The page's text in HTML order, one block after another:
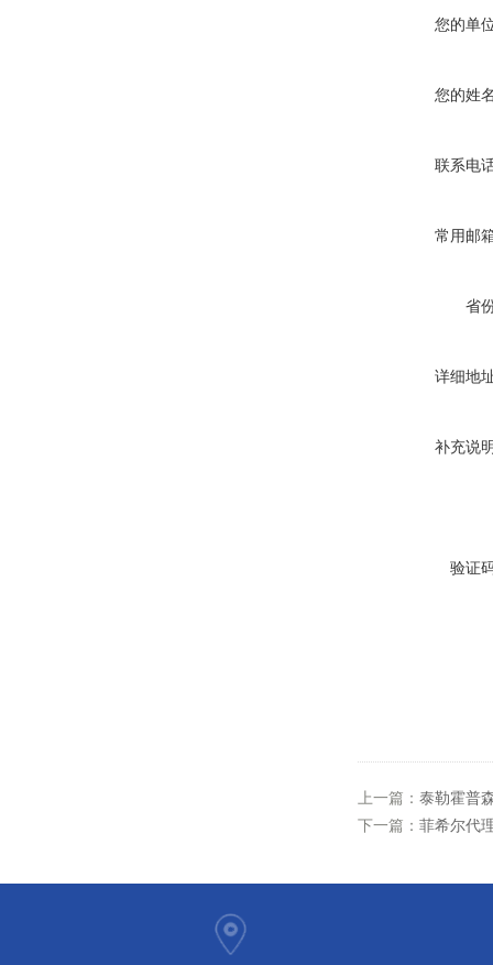
您的单
您的姓
联系电
常用邮
省
详细地
补充说
验证
上一篇： 泰勒霍普
下一篇： 菲希尔代